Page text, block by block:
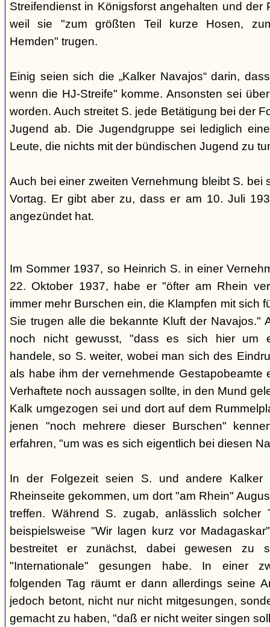
Streifendienst in Königsforst angehalten und der
weil sie "zum größten Teil kurze Hosen,
Hemden" trugen.
Einig seien sich die „Kalker Navajos“ darin,
wenn die HJ-Streife" komme. Ansonsten sei
worden. Auch streitet S. jede Betätigung bei der
Jugend ab. Die Jugendgruppe sei lediglich
Leute, die nichts mit der bündischen Jugend zu
Auch bei einer zweiten Vernehmung bleibt S. bei
Vortag. Er gibt aber zu, dass er am 10. Juli
angezündet hat.
Im Sommer 1937, so Heinrich S. in einer
22. Oktober 1937, habe er "öfter am Rhein
immer mehr Burschen ein, die Klampfen mit sich
Sie trugen alle die bekannte Kluft der Navajos."
noch nicht gewusst, "dass es sich hier um
handele, so S. weiter, wobei man sich des
als habe ihm der vernehmende Gestapobeamte
Verhaftete noch aussagen sollte, in den Mund
Kalk umgezogen sei und dort auf dem
jenen "noch mehrere dieser Burschen"
erfahren, "um was es sich eigentlich bei diesen
In der Folgezeit seien S. und andere Kalker
Rheinseite gekommen, um dort "am Rhein"
treffen. Während S. zugab, anlässlich solcher
beispielsweise "Wir lagen kurz vor
bestreitet er zunächst, dabei gewesen zu
"Internationale" gesungen habe. In einer
folgenden Tag räumt er dann allerdings seine
jedoch betont, nicht nur nicht mitgesungen,
gemacht zu haben, "daß er nicht weiter singen